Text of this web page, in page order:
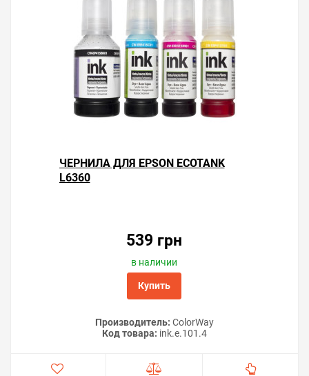
ЧЕРНИЛА ДЛЯ EPSON ECOTANK
L6360
539 грн
в наличии
Купить
Производитель: ColorWay
Код товара: ink.e.101.4